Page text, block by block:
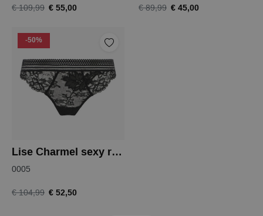
€ 109,99 € 55,00 € 89,99 € 45,00
-50%
Lise Charmel sexy rebelle
0005
€ 104,99 € 52,50